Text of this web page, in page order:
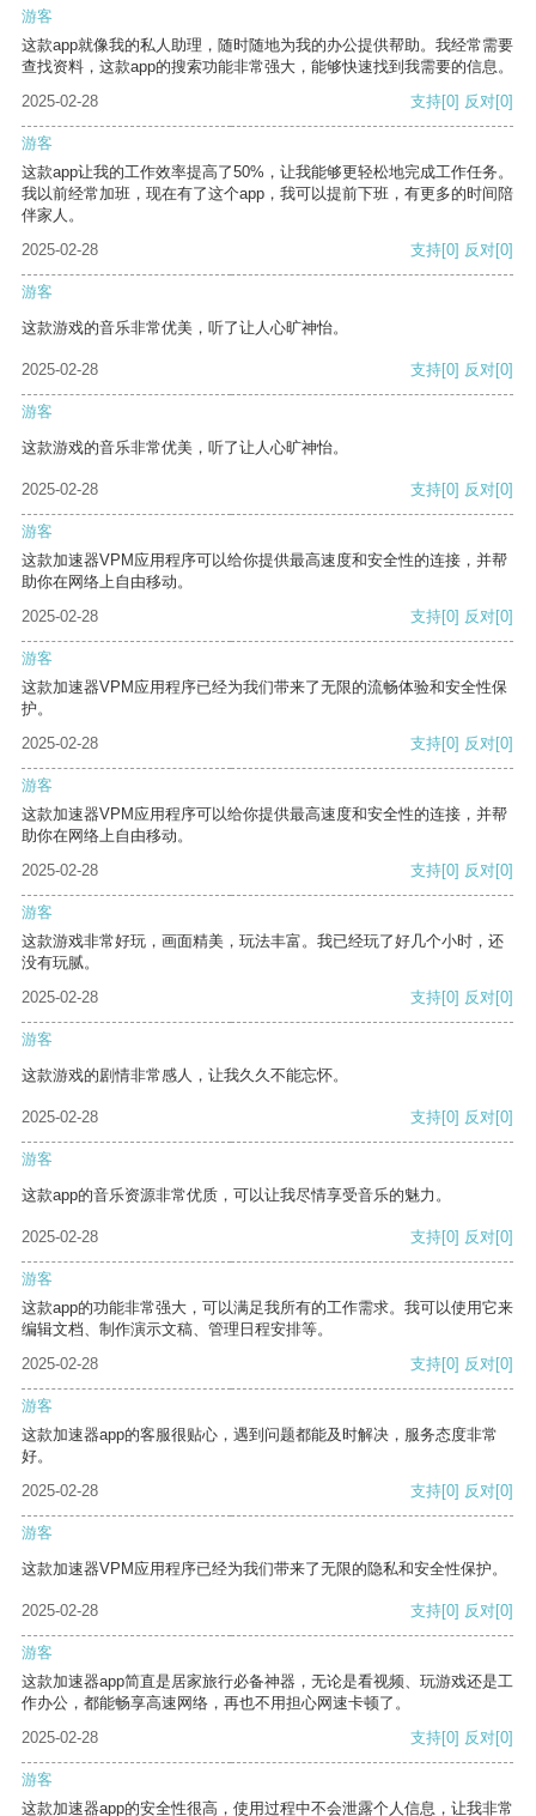
游客
这款app就像我的私人助理，随时随地为我的办公提供帮助。我经常需要
查找资料，这款app的搜索功能非常强大，能够快速找到我需要的信息。
2025-02-28
支持[0] 反对[0]
游客
这款app让我的工作效率提高了50%，让我能够更轻松地完成工作任务。
我以前经常加班，现在有了这个app，我可以提前下班，有更多的时间陪
伴家人。
2025-02-28
支持[0] 反对[0]
游客
这款游戏的音乐非常优美，听了让人心旷神怡。
2025-02-28 支持[0] 反对[0]
游客
这款游戏的音乐非常优美，听了让人心旷神怡。
2025-02-28 支持[0] 反对[0]
游客
这款加速器VPM应用程序可以给你提供最高速度和安全性的连接，并帮
助你在网络上自由移动。
2025-02-28
支持[0] 反对[0]
游客
这款加速器VPM应用程序已经为我们带来了无限的流畅体验和安全性保
护。
2025-02-28
支持[0] 反对[0]
游客
这款加速器VPM应用程序可以给你提供最高速度和安全性的连接，并帮
助你在网络上自由移动。
2025-02-28
支持[0] 反对[0]
游客
这款游戏非常好玩，画面精美，玩法丰富。我已经玩了好几个小时，还
没有玩腻。
2025-02-28
支持[0] 反对[0]
游客
这款游戏的剧情非常感人，让我久久不能忘怀。
2025-02-28 支持[0] 反对[0]
游客
这款app的音乐资源非常优质，可以让我尽情享受音乐的魅力。
2025-02-28 支持[0] 反对[0]
游客
这款app的功能非常强大，可以满足我所有的工作需求。我可以使用它来
编辑文档、制作演示文稿、管理日程安排等。
2025-02-28
支持[0] 反对[0]
游客
这款加速器app的客服很贴心，遇到问题都能及时解决，服务态度非常
好。
2025-02-28
支持[0] 反对[0]
游客
这款加速器VPM应用程序已经为我们带来了无限的隐私和安全性保护。
2025-02-28 支持[0] 反对[0]
游客
这款加速器app简直是居家旅行必备神器，无论是看视频、玩游戏还是工
作办公，都能畅享高速网络，再也不用担心网速卡顿了。
2025-02-28
支持[0] 反对[0]
游客
这款加速器app的安全性很高，使用过程中不会泄露个人信息，让我非常